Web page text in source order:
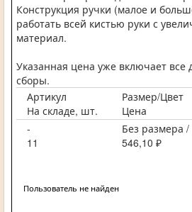
Конструкция ручки (малое и
работать всей кистью руки с
материал.
Указанная цена уже включает все
сборы.
Артикул
Размер/Цвет
На складе, шт.
Цена
-
Без размера
11
546,10 ₽
Пользователь не найден